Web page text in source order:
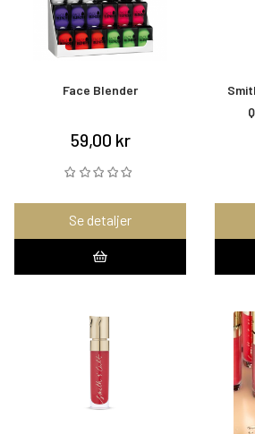
Face Blender
59,00 kr
Se detaljer